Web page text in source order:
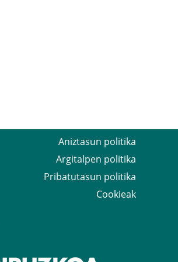
Aniztasun politika
Argitalpen politika
Pribatutasun politika
Cookieak